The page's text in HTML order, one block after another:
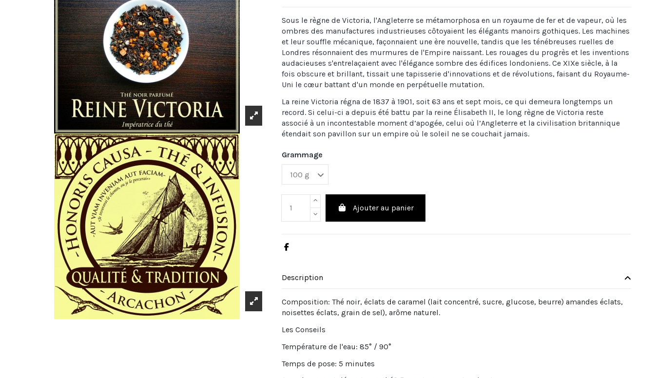
Sous le règne de Victoria, l'Angleterre se métamorphosa en un royaume de fer et de vapeur, où les
ombres des manufactures industrieuses côtoyaient les élégants manoirs gothiques. Les machines
et leur souffle mécanique, façonnaient une ère nouvelle, tandis que les ténébreuses ruelles de
Londres résonnaient des murmures de l'Empire naissant. Les rouages du progrès et les inventions
audacieuses s'entrelaçaient avec l'élégance sombre des édifices londoniens. Ce XIXe siècle, à la
fois obscure et brillant, tissait une tapisserie d'innovations et de révolutions, faisant du Royaume-
Uni le cœur battant d'un monde en perpétuelle mutation.
La reine Victoria régna de 1837 à 1901, soit 63 ans et sept mois, ce qui demeura longtemps un
record. Si celui-ci a depuis été battu par la reine Élisabeth II, le long règne de Victoria reste
associé à un incontestable moment d’apogée, celui où l’Angleterre et la civilisation britannique
étendait son pavillon sur un empire où le soleil ne se couchait jamais.
Grammage
Ajouter au panier
Description
Composition: Thé noir, éclats de caramel (lait concentré, sucre, glucose, beurre) amandes éclats,
noisettes éclats, grain de sel), arôme naturel.
Les Conseils
Température de l'eau: 85° / 90°
Temps de pose: 5 minutes